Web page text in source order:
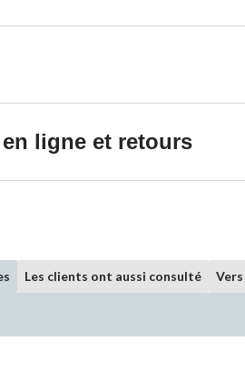
ligne et retours
Les clients ont aussi consulté